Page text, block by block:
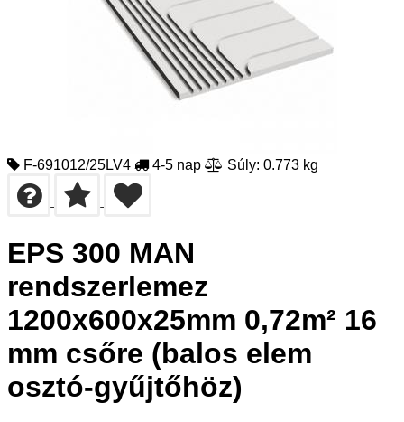
F-691012/25LV4 4-5 nap Súly: 0.773 kg
EPS 300 MAN
rendszerlemez
1200x600x25mm 0,72m² 16
mm csőre (balos elem
osztó-gyűjtőhöz)